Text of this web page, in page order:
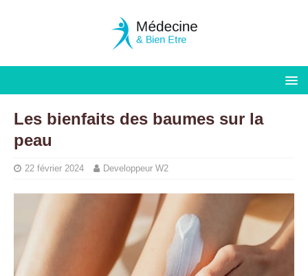
Les bienfaits des baumes sur la
peau
22 février 2024 Developpeur W2